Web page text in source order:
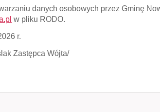
danych osobowych przez Gminę
w pliku RODO.
r.
Zastępca Wójta/